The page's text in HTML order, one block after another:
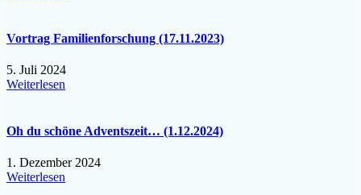
Vortrag Familienforschung (17.11.2023)
5. Juli 2024
Weiterlesen
Oh du schöne Adventszeit… (1.12.2024)
1. Dezember 2024
Weiterlesen